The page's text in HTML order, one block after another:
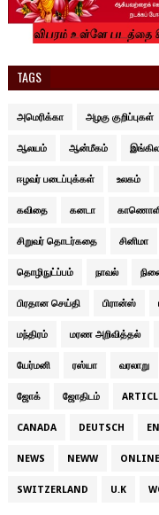
TAGS
அமெரிக்கா அழகு குறிப்புகள்
ஆலயம் ஆன்மீகம்
ஈழவர் படைப்புக்கள் உலகம்
கவிதை கனடா
சிறுவர் தொடர்கதை சினிமா
தொழிநுட்ப்பம் நாவல்
பிரதான செய்தி பிரான்ஸ்
மந்திரம் மரண அறிவித்தல்
யேர்மனி ரஸ்யா வரலாறு
ஜோக் ஜோதிடம்
CANADA DEUTSCH
NEWS NEWW
SWITZERLAND U.K